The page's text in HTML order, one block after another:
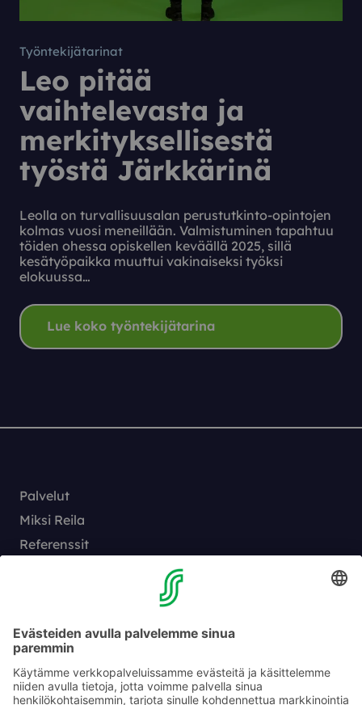
Työntekijätarinat
Leo pitää
vaihtelevasta ja
merkityksellisestä
työstä Järkkärinä
Leolla on turvallisuusalan perustutkinto-opintojen
kolmas vuosi meneillään. Valmistuminen tapahtuu
töiden ohessa opiskellen keväällä 2025, sillä
kesätyöpaikka muuttui vakinaiseksi työksi
elokuussa…
Lue koko työntekijätarina
Palvelut
Miksi Reila
Referenssit
Vaihde:010 76 81005
Hälytys 24/7:
myynti@reila.fi
Fleminginkatu 34, 00510 Helsinki